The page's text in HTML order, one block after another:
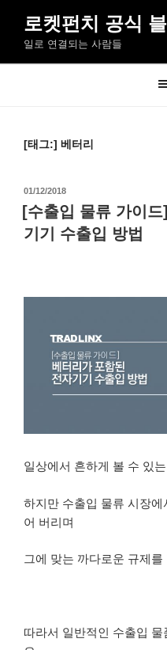
로
로켓펀치 공식
일로 연결되는 사람들
[태그:] 베터리
작
성
일
자
01/12/2018
[수출입 물류 가이
기기 수출입 방법
일상에서 흔하게 볼 수 있는
하지만 수출입 물류 시장에
어 버리며
그에 맞는 까다로운 규제를
따라서 일반적인 수출입